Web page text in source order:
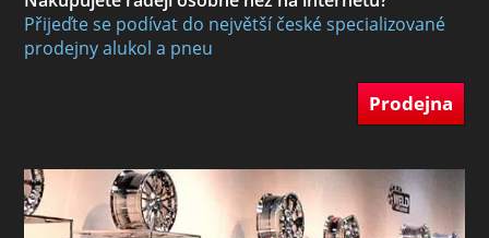
Přijeďte se podívat do největší české specializované
prodejny alukol a pneu
Prodejna